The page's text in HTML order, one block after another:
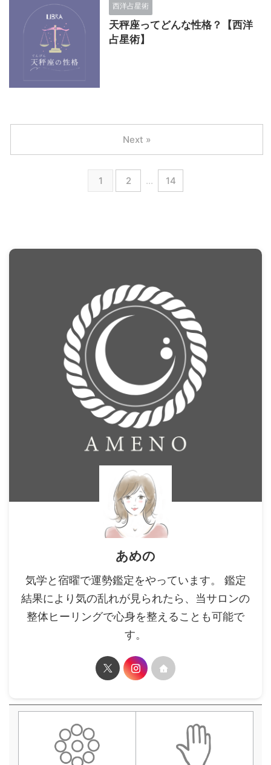
西洋占星術
天秤座ってどんな性格？【西洋
占星術】
1 2 … 14
Next »
あめの
気学と宿曜で運勢鑑定をやっています。 鑑定
結果により気の乱れが見られたら、当サロンの
整体ヒーリングで心身を整えることも可能で
す。